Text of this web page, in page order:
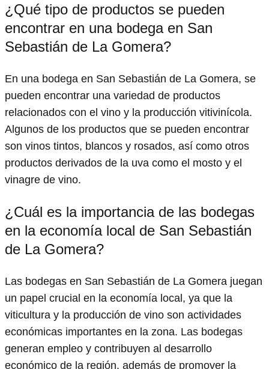
¿Qué tipo de productos se pueden
encontrar en una bodega en San
Sebastián de La Gomera?
En una bodega en San Sebastián de La Gomera, se
pueden encontrar una variedad de productos
relacionados con el vino y la producción vitivinícola.
Algunos de los productos que se pueden encontrar
son vinos tintos, blancos y rosados, así como otros
productos derivados de la uva como el mosto y el
vinagre de vino.
¿Cuál es la importancia de las bodegas
en la economía local de San Sebastián
de La Gomera?
Las bodegas en San Sebastián de La Gomera juegan
un papel crucial en la economía local, ya que la
viticultura y la producción de vino son actividades
económicas importantes en la zona. Las bodegas
generan empleo y contribuyen al desarrollo
económico de la región, además de promover la